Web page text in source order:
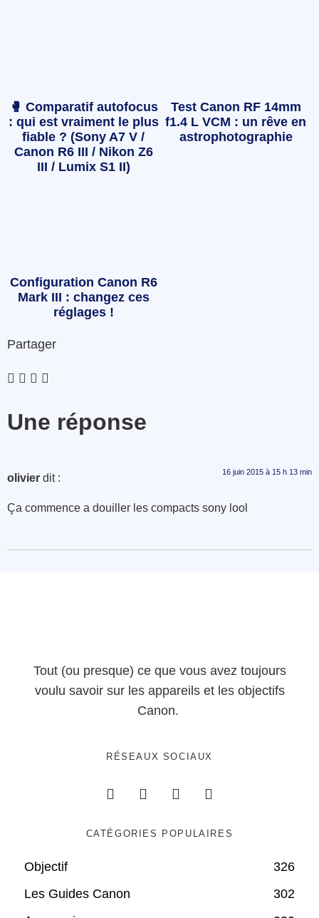
🥊 Comparatif autofocus
: qui est vraiment le plus
fiable ? (Sony A7 V /
Canon R6 III / Nikon Z6
III / Lumix S1 II)
Test Canon RF 14mm
f1.4 L VCM : un rêve en
astrophotographie
Configuration Canon R6
Mark III : changez ces
réglages !
Partager
Une réponse
olivier dit : 16 juin 2015 à 15 h 13 min
Ça commence a douiller les compacts sony lool
Tout (ou presque) ce que vous avez toujours
voulu savoir sur les appareils et les objectifs
Canon.
RÉSEAUX SOCIAUX
CATÉGORIES POPULAIRES
Objectif
326
Les Guides Canon
302